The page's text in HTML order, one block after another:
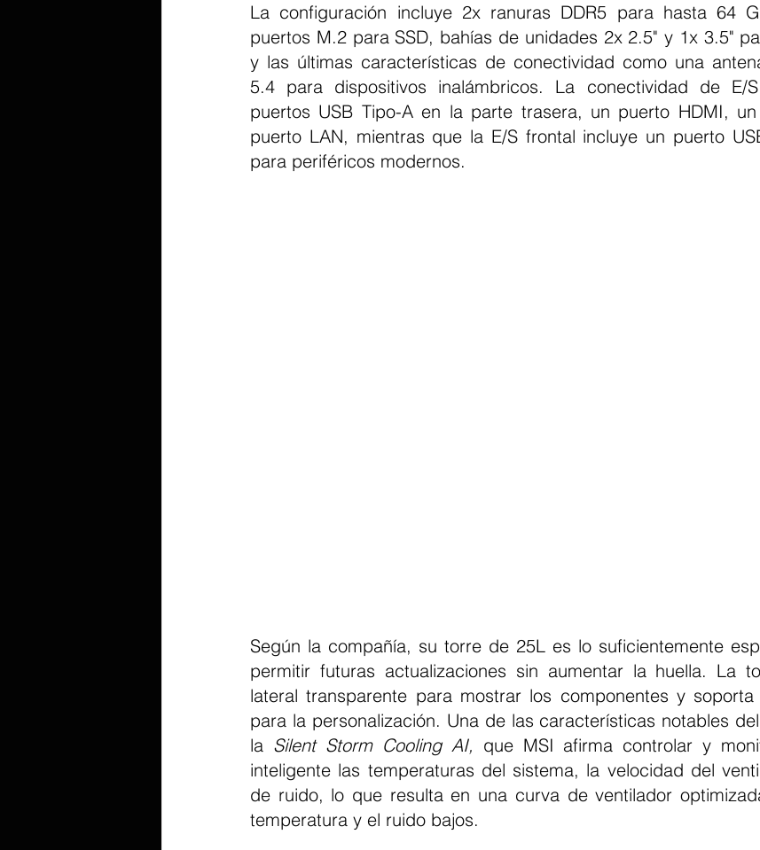
La configuración incluye 2x ranuras DDR5 para hasta 64
puertos M.2 para SSD, bahías de unidades 2x 2.5" y 1x 3.5"
y las últimas características de conectividad como una
5.4 para dispositivos inalámbricos. La conectividad de E/
puertos USB Tipo-A en la parte trasera, un puerto HDMI,
puerto LAN, mientras que la E/S frontal incluye un puerto
para periféricos modernos.
Según la compañía, su torre de 25L es lo suficientemente
permitir futuras actualizaciones sin aumentar la huella. La
lateral transparente para mostrar los componentes y
para la personalización. Una de las características notables
la Silent Storm Cooling AI, que MSI afirma controlar y
inteligente las temperaturas del sistema, la velocidad del
de ruido, lo que resulta en una curva de ventilador
temperatura y el ruido bajos.